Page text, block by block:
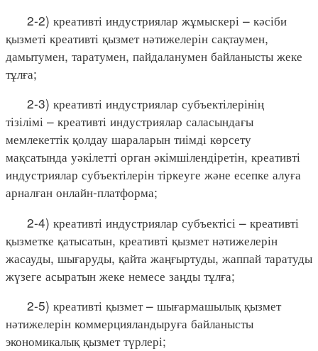
2-2) креативті индустриялар жұмыскері – кәсіби
қызметі креативті қызмет нәтижелерін сақтаумен,
дамытумен, таратумен, пайдаланумен байланысты жеке
тұлға;
2-3) креативті индустриялар субъектілерінің
тізілімі – креативті индустриялар саласындағы
мемлекеттік қолдау шараларын тиімді көрсету
мақсатында уәкілетті орган әкімшілендіретін, креативті
индустриялар субъектілерін тіркеуге және есепке алуға
арналған онлайн-платформа;
2-4) креативті индустриялар субъектісі – креативті
қызметке қатысатын, креативті қызмет нәтижелерін
жасауды, шығаруды, қайта жаңғыртуды, жаппай таратуды
жүзеге асыратын жеке немесе заңды тұлға;
2-5) креативті қызмет – шығармашылық қызмет
нәтижелерін коммерцияландыруға байланысты
экономикалық қызмет түрлері;